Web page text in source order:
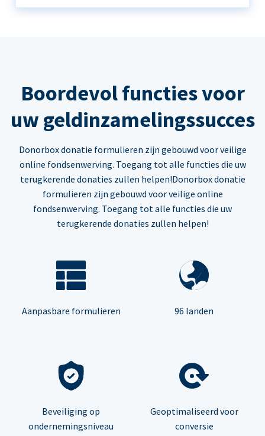
Boordevol functies voor
uw geldinzamelingssucces
Donorbox donatie formulieren zijn gebouwd voor veilige
online fondsenwerving. Toegang tot alle functies die uw
terugkerende donaties zullen helpen!Donorbox donatie
formulieren zijn gebouwd voor veilige online
fondsenwerving. Toegang tot alle functies die uw
terugkerende donaties zullen helpen!
Aanpasbare formulieren 96 landen
Beveiliging op
ondernemingsniveau
Geoptimaliseerd voor
conversie